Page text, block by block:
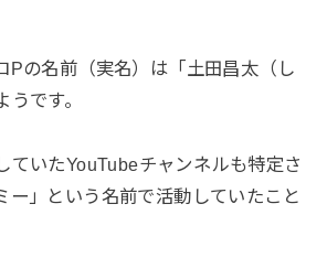
Pの名前（実名）は「土田昌太（し
です。
ていたYouTubeチャンネルも特定さ
ー」という名前で活動していたこと